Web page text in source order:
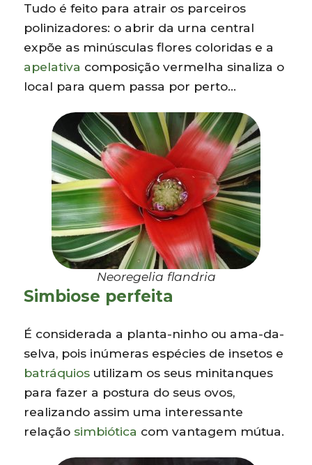
Tudo é feito para atrair os parceiros
polinizadores: o abrir da urna central
expõe as minúsculas flores coloridas e a
apelativa composição vermelha sinaliza o
local para quem passa por perto…
Neoregelia flandria
Simbiose perfeita
É considerada a planta-ninho ou ama-da-
selva, pois inúmeras espécies de insetos e
batráquios utilizam os seus minitanques
para fazer a postura do seus ovos,
realizando assim uma interessante
relação simbiótica com vantagem mútua.